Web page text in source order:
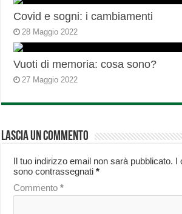
Covid e sogni: i cambiamenti
28 Maggio 2022
Vuoti di memoria: cosa sono?
27 Maggio 2022
Lascia un commento
Il tuo indirizzo email non sarà pubblicato. I
sono contrassegnati*
Commento*